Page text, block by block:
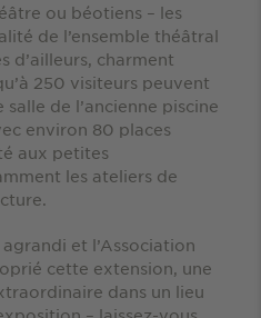
ou béotiens – les
de l’ensemble théâtral
d’ailleurs, charment
250 visiteurs peuvent
de l’ancienne piscine
environ 80 places
aux petites
les ateliers de
et l’Association
cette extension, une
dans un lieu